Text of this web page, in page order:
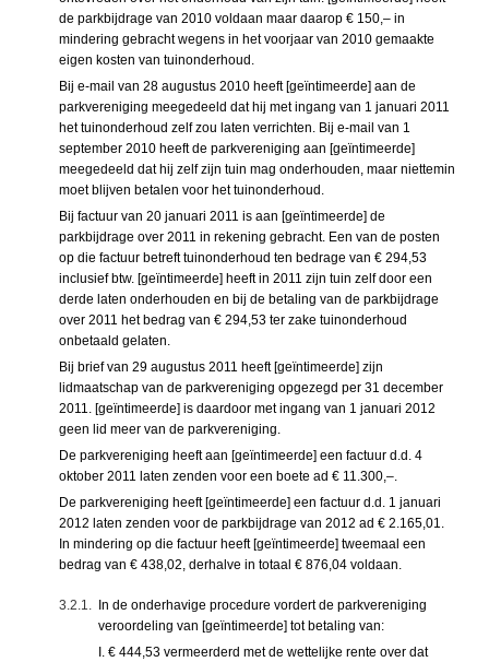
de parkbijdrage van 2010 voldaan maar daarop € 150,– in
mindering gebracht wegens in het voorjaar van 2010 gemaakte
eigen kosten van tuinonderhoud.
Bij e-mail van 28 augustus 2010 heeft [geïntimeerde] aan de
parkvereniging meegedeeld dat hij met ingang van 1 januari 2011
het tuinonderhoud zelf zou laten verrichten. Bij e-mail van 1
september 2010 heeft de parkvereniging aan [geïntimeerde]
meegedeeld dat hij zelf zijn tuin mag onderhouden, maar niettemin
moet blijven betalen voor het tuinonderhoud.
Bij factuur van 20 januari 2011 is aan [geïntimeerde] de
parkbijdrage over 2011 in rekening gebracht. Een van de posten
op die factuur betreft tuinonderhoud ten bedrage van € 294,53
inclusief btw. [geïntimeerde] heeft in 2011 zijn tuin zelf door een
derde laten onderhouden en bij de betaling van de parkbijdrage
over 2011 het bedrag van € 294,53 ter zake tuinonderhoud
onbetaald gelaten.
Bij brief van 29 augustus 2011 heeft [geïntimeerde] zijn
lidmaatschap van de parkvereniging opgezegd per 31 december
2011. [geïntimeerde] is daardoor met ingang van 1 januari 2012
geen lid meer van de parkvereniging.
De parkvereniging heeft aan [geïntimeerde] een factuur d.d. 4
oktober 2011 laten zenden voor een boete ad € 11.300,–.
De parkvereniging heeft [geïntimeerde] een factuur d.d. 1 januari
2012 laten zenden voor de parkbijdrage van 2012 ad € 2.165,01.
In mindering op die factuur heeft [geïntimeerde] tweemaal een
bedrag van € 438,02, derhalve in totaal € 876,04 voldaan.
3.2.1.
In de onderhavige procedure vordert de parkvereniging
veroordeling van [geïntimeerde] tot betaling van:
I. € 444,53 vermeerderd met de wettelijke rente over dat